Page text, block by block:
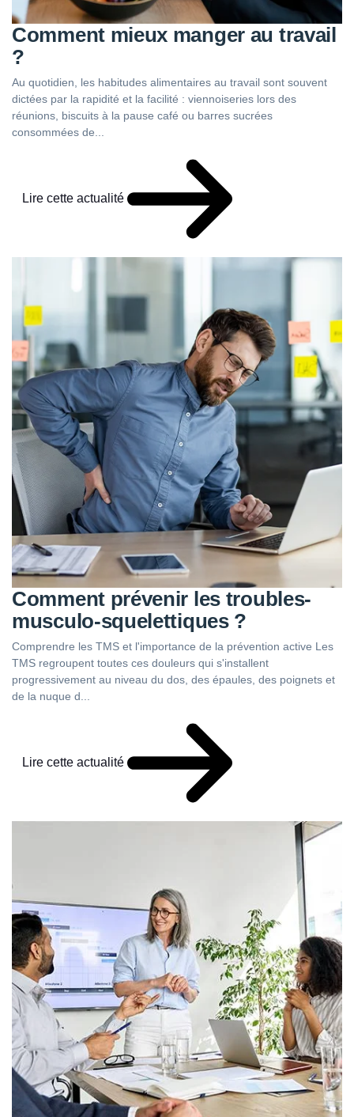
Comment mieux manger au travail
?
Au quotidien, les habitudes alimentaires au travail sont souvent
dictées par la rapidité et la facilité : viennoiseries lors des
réunions, biscuits à la pause café ou barres sucrées
consommées de...
Lire cette actualité
Comment prévenir les troubles-
musculo-squelettiques ?
Comprendre les TMS et l'importance de la prévention active Les
TMS regroupent toutes ces douleurs qui s'installent
progressivement au niveau du dos, des épaules, des poignets et
de la nuque d...
Lire cette actualité